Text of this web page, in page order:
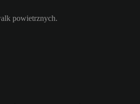
powietrznych.